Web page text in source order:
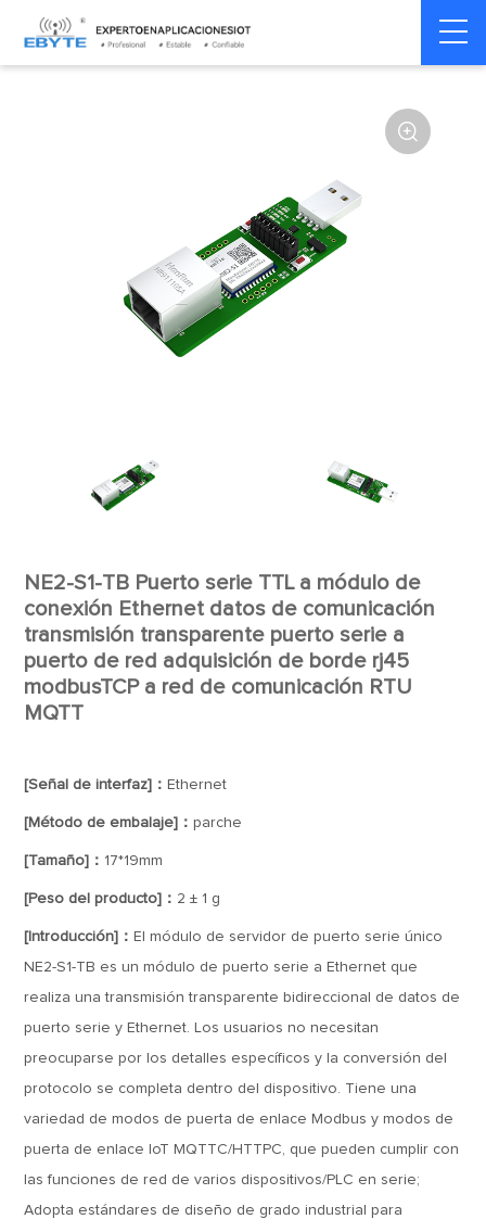
Home > Módem >
serie/Ethernet

NE2-S1-TB Puerto serie TTL a módulo de
conexión Ethernet datos de comunicación
transmisión transparente puerto serie a
puerto de red adquisición de borde rj45
modbusTCP a red de comunicación RTU
MQTT
[Señal de interfaz]： Ethernet
[Método de embalaje]：parche
[Tamaño]： 17*19mm
[Peso del producto]： 2 ± 1 g
[Introducción]： El módulo de servidor de puerto serie único
NE2-S1-TB es un módulo de puerto serie a Ethernet que
realiza una transmisión transparente bidireccional de datos de
puerto serie y Ethernet. Los usuarios no necesitan
preocuparse por los detalles específicos y la conversión del
protocolo se completa dentro del dispositivo. Tiene una
variedad de modos de puerta de enlace Modbus y modos de
puerta de enlace IoT MQTTC/HTTPC, que pueden cumplir con
las funciones de red de varios dispositivos/PLC en serie;
Adopta estándares de diseño de grado industrial para